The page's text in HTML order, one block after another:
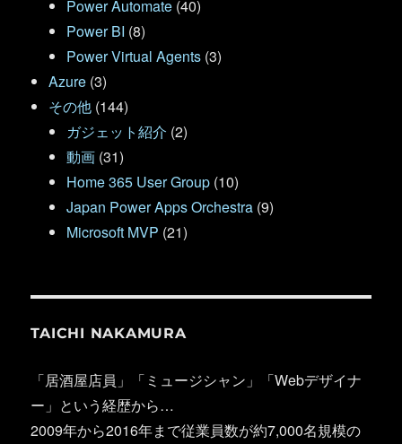
Power Automate (40)
Power BI (8)
Power Virtual Agents (3)
Azure (3)
その他 (144)
ガジェット紹介 (2)
動画 (31)
Home 365 User Group (10)
Japan Power Apps Orchestra (9)
Microsoft MVP (21)
TAICHI NAKAMURA
「居酒屋店員」「ミュージシャン」「Webデザイナ
ー」という経歴から…
2009年から2016年まで従業員数が約7,000名規模の